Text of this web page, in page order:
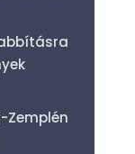
Zemplén